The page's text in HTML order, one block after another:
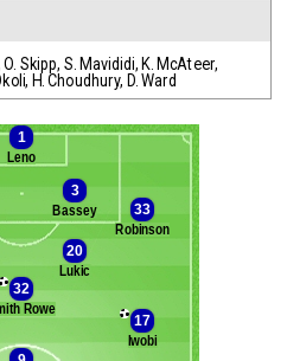
O. Skipp, S. Mavididi, K. McAteer,
, H. Choudhury, D. Ward